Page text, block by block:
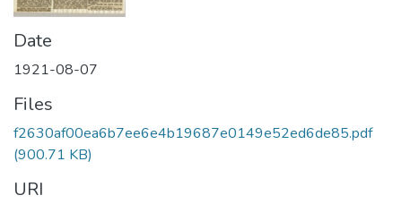
Date
1921-08-07
Files
f2630af00ea6b7ee6e4b19687e0149e52ed6de85.pdf
(900.71 KB)
URI